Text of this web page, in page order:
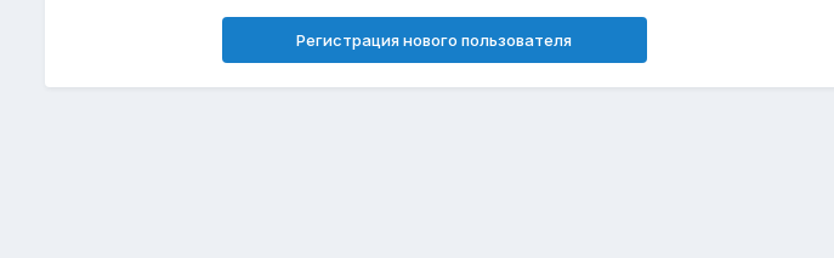
Регистрация нового пользователя